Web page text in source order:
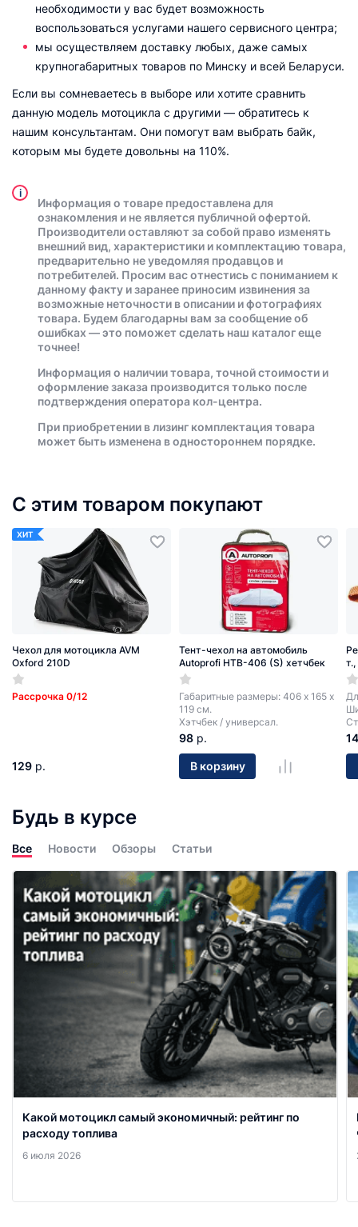
необходимости у вас будет возможность
воспользоваться услугами нашего сервисного центра;
мы осуществляем доставку любых, даже самых
крупногабаритных товаров по Минску и всей Беларуси.
Если вы сомневаетесь в выборе или хотите сравнить
данную модель мотоцикла с другими — обратитесь к
нашим консультантам. Они помогут вам выбрать байк,
которым мы будете довольны на 110%.
i
Информация о товаре предоставлена для
ознакомления и не является публичной офертой.
Производители оставляют за собой право изменять
внешний вид, характеристики и комплектацию товара,
предварительно не уведомляя продавцов и
потребителей. Просим вас отнестись с пониманием к
данному факту и заранее приносим извинения за
возможные неточности в описании и фотографиях
товара. Будем благодарны вам за сообщение об
ошибках — это поможет сделать наш каталог еще
точнее!
Информация о наличии товара, точной стоимости и
оформление заказа производится только после
подтверждения оператора кол-центра.
При приобретении в лизинг комплектация товара
может быть изменена в одностороннем порядке.
С этим товаром покупают
ХИТ
Чехол для мотоцикла AVM
Oxford 210D
Рассрочка 0/12
129 р.
Тент-чехол на автомобиль
Autoprofi HTB-406 (S) хетчбек
Габаритные размеры: 406 х 165 х
119 см.
Хэтчбек / универсал.
98 р.
В корзину
14
Будь в курсе
Все Новости Обзоры Статьи
Какой мотоцикл самый экономичный: рейтинг по
расходу топлива
6 июля 2026